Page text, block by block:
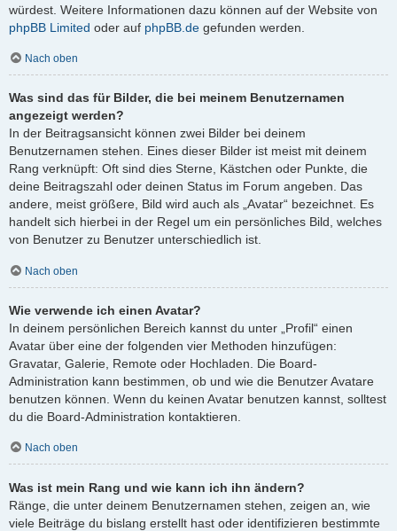
würdest. Weitere Informationen dazu können auf der Website von
phpBB Limited oder auf phpBB.de gefunden werden.
Nach oben
Was sind das für Bilder, die bei meinem Benutzernamen
angezeigt werden?
In der Beitragsansicht können zwei Bilder bei deinem
Benutzernamen stehen. Eines dieser Bilder ist meist mit deinem
Rang verknüpft: Oft sind dies Sterne, Kästchen oder Punkte, die
deine Beitragszahl oder deinen Status im Forum angeben. Das
andere, meist größere, Bild wird auch als „Avatar“ bezeichnet. Es
handelt sich hierbei in der Regel um ein persönliches Bild, welches
von Benutzer zu Benutzer unterschiedlich ist.
Nach oben
Wie verwende ich einen Avatar?
In deinem persönlichen Bereich kannst du unter „Profil“ einen
Avatar über eine der folgenden vier Methoden hinzufügen:
Gravatar, Galerie, Remote oder Hochladen. Die Board-
Administration kann bestimmen, ob und wie die Benutzer Avatare
benutzen können. Wenn du keinen Avatar benutzen kannst, solltest
du die Board-Administration kontaktieren.
Nach oben
Was ist mein Rang und wie kann ich ihn ändern?
Ränge, die unter deinem Benutzernamen stehen, zeigen an, wie
viele Beiträge du bislang erstellt hast oder identifizieren bestimmte